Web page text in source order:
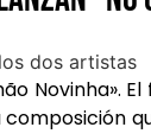
Novinha».